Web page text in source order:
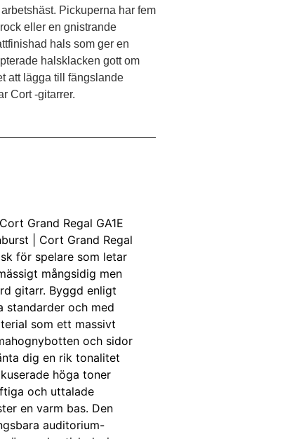
Pickuperna har fem
eller en gnistrande
hals som ger en
halsklacken gott om
att lägga till fängslande
Cort -gitarrer.